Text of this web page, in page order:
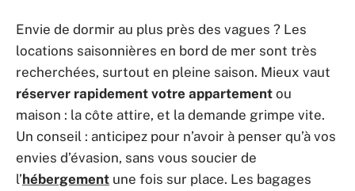
Envie de dormir au plus près des vagues ? Les
locations saisonnières en bord de mer sont très
recherchées, surtout en pleine saison. Mieux vaut
réserver rapidement votre appartement ou
maison : la côte attire, et la demande grimpe vite.
Un conseil : anticipez pour n’avoir à penser qu’à vos
envies d’évasion, sans vous soucier de
l’hébergement une fois sur place. Les bagages